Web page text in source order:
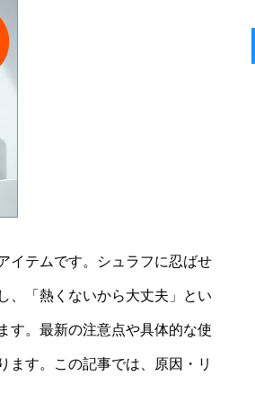
イテムです。シュラフに忍ばせ
、「熱くないから大丈夫」とい
す。最新の注意点や具体的な使
ます。この記事では、原因・リ